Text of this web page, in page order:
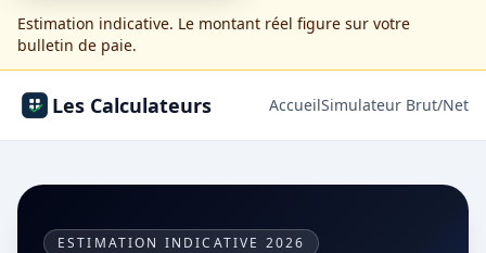
Estimation indicative. Le montant réel figure sur votre
bulletin de paie.
Les Calculateurs AccueilSimulateur Brut/Net
ESTIMATION INDICATIVE 2026